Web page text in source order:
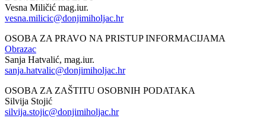
Vesna Miličić mag.iur.
vesna.milicic@donjimiholjac.hr
OSOBA ZA PRAVO NA PRISTUP INFORMACIJAMA
Obrazac
Sanja Hatvalić, mag.iur.
sanja.hatvalic@donjimiholjac.hr
OSOBA ZA ZAŠTITU OSOBNIH PODATAKA
Silvija Stojić
silvija.stojic@donjimiholjac.hr